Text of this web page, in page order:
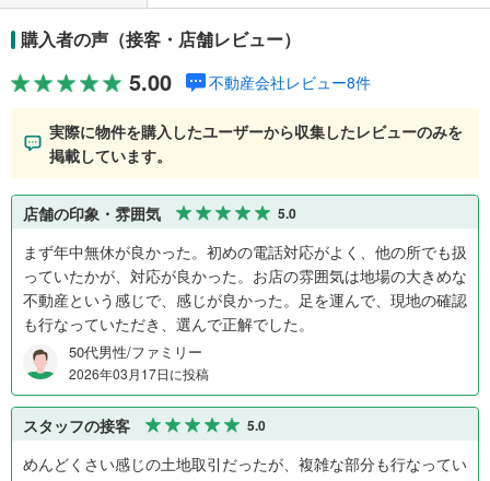
購入者の声（接客・店舗レビュー）
5.00 不動産会社レビュー8件
実際に物件を購入したユーザーから収集したレビューのみを
掲載しています。
店舗の印象・雰囲気 5.0
まず年中無休が良かった。初めの電話対応がよく、他の所でも扱
っていたかが、対応が良かった。お店の雰囲気は地場の大きめな
不動産という感じで、感じが良かった。足を運んで、現地の確認
も行なっていただき、選んで正解でした。
50代男性/ファミリー
2026年03月17日に投稿
スタッフの接客 5.0
めんどくさい感じの土地取引だったが、複雑な部分も行なってい